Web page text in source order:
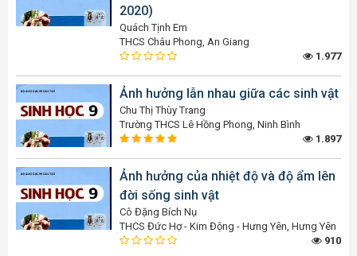
2020)
Quách Tịnh Em
THCS Châu Phong, An Giang
1.977
Ảnh hưởng lẫn nhau giữa các sinh vật
Chu Thị Thùy Trang
Trường THCS Lê Hồng Phong, Ninh Bình
1.897
Ảnh hưởng của nhiệt độ và độ ẩm lên
đời sống sinh vật
Cô Đặng Bích Nụ
THCS Đức Hợ - Kim Động - Hưng Yên, Hưng Yên
910